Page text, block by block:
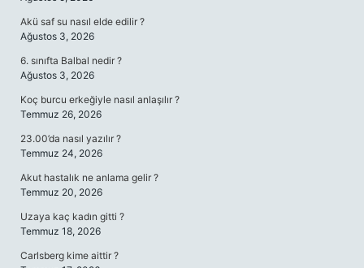
Akü saf su nasıl elde edilir ?
Ağustos 3, 2026
6. sınıfta Balbal nedir ?
Ağustos 3, 2026
Koç burcu erkeğiyle nasıl anlaşılır ?
Temmuz 26, 2026
23.00’da nasıl yazılır ?
Temmuz 24, 2026
Akut hastalık ne anlama gelir ?
Temmuz 20, 2026
Uzaya kaç kadın gitti ?
Temmuz 18, 2026
Carlsberg kime aittir ?